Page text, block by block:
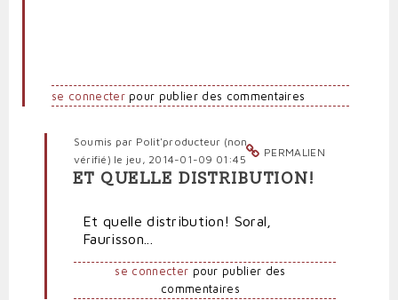
se connecterpour publier des commentaires
PERMALIEN
Soumis par Polit'producteur (non
vérifié) le jeu, 2014-01-09 01:45
En
"L'humour"
de
Dieudonné
ET QUELLE DISTRIBUTION!
Et quelle distribution! Soral,
Faurisson...
se connecter pour publier des
commentaires